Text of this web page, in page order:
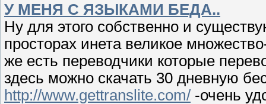
У МЕНЯ С ЯЗЫКАМИ БЕДА..
Ну для этого собственно и
просторах инета великое
же есть переводчики которые
здесь можно скачать 30 дневную
http://www.gettranslite.com/ -очень